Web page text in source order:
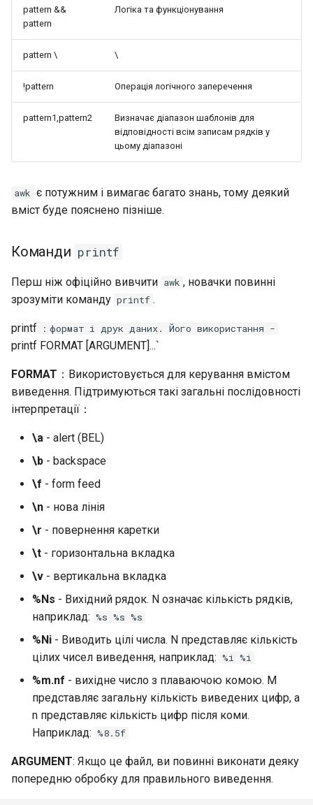
pattern &&
pattern
Логіка та функціонування
pattern \ \
!pattern Операція логічного заперечення
pattern1,pattern2
Визначає діапазон шаблонів для
відповідності всім записам рядків у
цьому діапазоні
awk є потужним і вимагає багато знань, тому деякий
вміст буде пояснено пізніше.
Команди printf
Перш ніж офіційно вивчити awk , новачки повинні
зрозуміти команду printf .
printf ：формат і друк даних. Його використання -
printf FORMAT [ARGUMENT]...`
FORMAT ：Використовується для керування вмістом
виведення. Підтримуються такі загальні послідовності
інтерпретації：
\a - alert (BEL)
\b - backspace
\f - form feed
\n - нова лінія
\r - повернення каретки
\t - горизонтальна вкладка
\v - вертикальна вкладка
%Ns - Вихідний рядок. N означає кількість рядків,
наприклад: %s %s %s
%Ni - Виводить цілі числа. N представляє кількість
цілих чисел виведення, наприклад: %i %i
%m.nf - вихідне число з плаваючою комою. M
представляє загальну кількість виведених цифр, а
n представляє кількість цифр після коми.
Наприклад: %8.5f
ARGUMENT: Якщо це файл, ви повинні виконати деяку
попередню обробку для правильного виведення.